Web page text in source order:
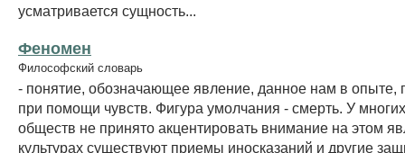
усматривается сущность...
Феномен
Философский словарь
- понятие, обозначающее явление, данное нам в опыте,
при помощи чувств. Фигура умолчания - смерть. У
обществ не принято акцентировать внимание на этом
культурах существуют приемы иносказаний и другие